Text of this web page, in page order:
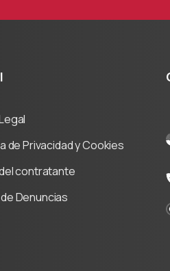
de Privacidad y Cookies
contratante
Denuncias